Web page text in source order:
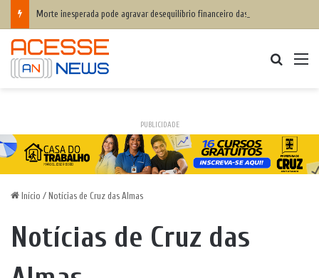
Morte inesperada pode agravar desequilíbrio financeiro das famílias
PUBLICIDADE
Início / Notícias de Cruz das Almas
Notícias de Cruz das